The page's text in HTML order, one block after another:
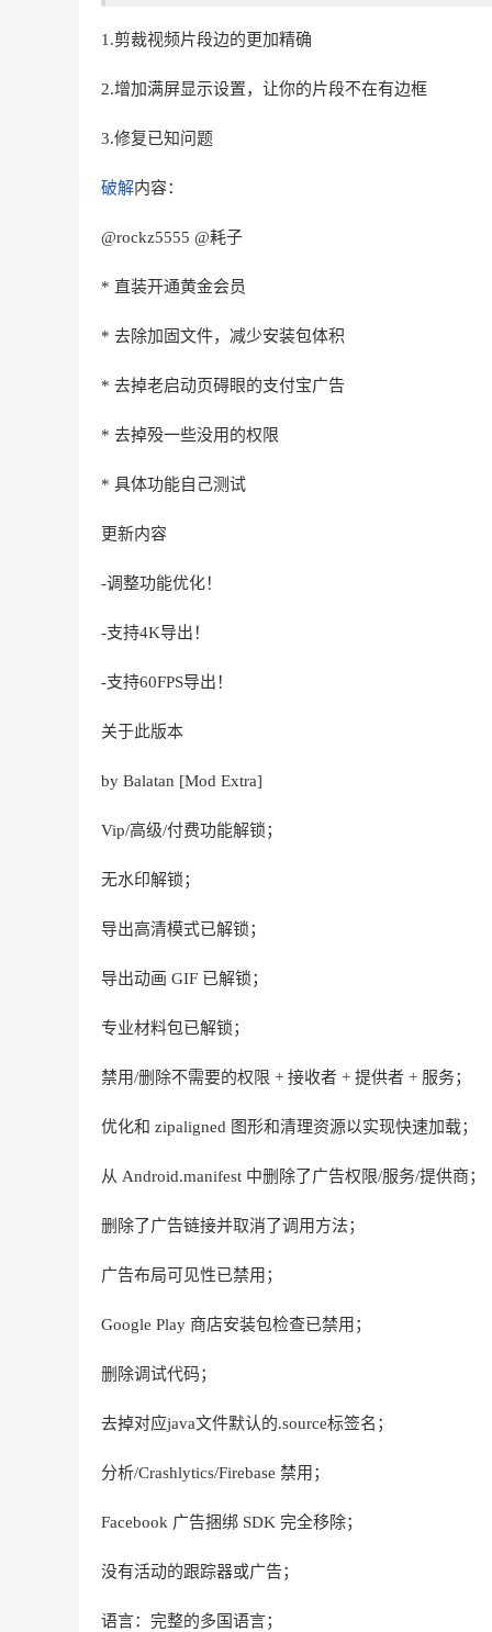
1.剪裁视频片段边的更加精确
2.增加满屏显示设置，让你的片段不在有边框
3.修复已知问题
破解内容：
@rockz5555 @耗子
* 直装开通黄金会员
* 去除加固文件，减少安装包体积
* 去掉老启动页碍眼的支付宝广告
* 去掉殁一些没用的权限
* 具体功能自己测试
更新内容
-调整功能优化！
-支持4K导出！
-支持60FPS导出！
关于此版本
by Balatan [Mod Extra]
Vip/高级/付费功能解锁；
无水印解锁；
导出高清模式已解锁；
导出动画 GIF 已解锁；
专业材料包已解锁；
禁用/删除不需要的权限 + 接收者 + 提供者 + 服务；
优化和 zipaligned 图形和清理资源以实现快速加载；
从 Android.manifest 中删除了广告权限/服务/提供商；
删除了广告链接并取消了调用方法；
广告布局可见性已禁用；
Google Play 商店安装包检查已禁用；
删除调试代码；
去掉对应java文件默认的.source标签名；
分析/Crashlytics/Firebase 禁用；
Facebook 广告捆绑 SDK 完全移除；
没有活动的跟踪器或广告；
语言：完整的多国语言；